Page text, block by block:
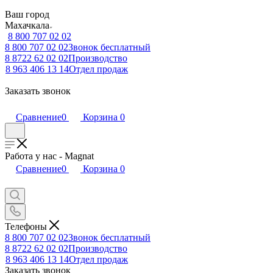
Ваш город
Махачкала
8 800 707 02 02
8 800 707 02 02Звонок бесплатный
8 8722 62 02 02Производство
8 963 406 13 14Отдел продаж
Заказать звонок
Сравнение0 Корзина 0
Работа у нас - Magnat
Сравнение0 Корзина 0
Телефоны
8 800 707 02 02Звонок бесплатный
8 8722 62 02 02Производство
8 963 406 13 14Отдел продаж
Заказать звонок